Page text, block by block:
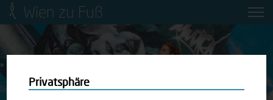
Wien zu Fuß
Mobilitätsbildung für Kinder und
Jugendliche
Ringstraße-Neugestaltung
Privatsphäre